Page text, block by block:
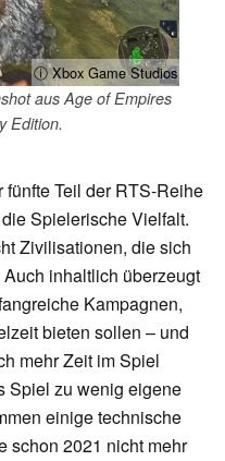
ⓘ Xbox Game Studios
aus Age of Empires
Edition.
fünfte Teil der RTS-Reihe
Spielerische Vielfalt.
Zivilisationen, die sich
inhaltlich überzeugt
Kampagnen,
bieten sollen – und
mehr Zeit im Spiel
Spiel zu wenig eigene
einige technische
schon 2021 nicht mehr